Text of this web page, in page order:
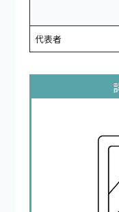
代表者